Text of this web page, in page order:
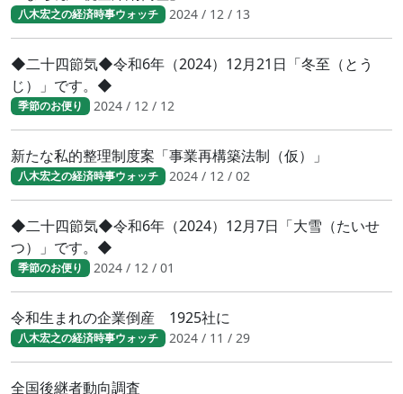
八木宏之の経済時事ウォッチ 2024 / 12 / 13
◆二十四節気◆令和6年（2024）12月21日「冬至（とう
じ）」です。◆
季節のお便り 2024 / 12 / 12
新たな私的整理制度案「事業再構築法制（仮）」
八木宏之の経済時事ウォッチ 2024 / 12 / 02
◆二十四節気◆令和6年（2024）12月7日「大雪（たいせ
つ）」です。◆
季節のお便り 2024 / 12 / 01
令和生まれの企業倒産 1925社に
八木宏之の経済時事ウォッチ 2024 / 11 / 29
全国後継者動向調査